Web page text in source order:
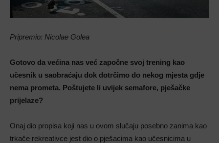
Pripremio: Nicolae Golea
Gotovo da većina nas već započne svoj trening kao
učesnik u saobraćaju dok dotrčimo do nekog mjesta gdje
nema prometa. Poštujete li uvijek semafore, pješačke
prijelaze?
Onaj dio propisa koji nas u ovom slučaju posebno zanima kao
trkače rekreativce jest dio o pješacima kao učesnicima u